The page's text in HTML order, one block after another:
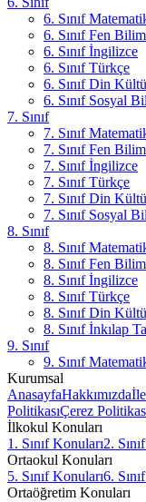
6. Sınıf
6. Sınıf Fen
6. Sınıf İngilizce
6. Sınıf Türkçe
6. Sınıf Din
6. Sınıf Sosyal
7. Sınıf
7. Sınıf
7. Sınıf Fen
7. Sınıf İngilizce
7. Sınıf Türkçe
7. Sınıf Din
7. Sınıf Sosyal
8. Sınıf
8. Sınıf
8. Sınıf Fen
8. Sınıf İngilizce
8. Sınıf Türkçe
8. Sınıf Din
8. Sınıf İnkılap
9. Sınıf
9. Sınıf
Kurumsal
AnasayfaHakkımızda
PolitikasıÇerez
İlkokul Konuları
1. Sınıf Konuları2.
Ortaokul Konuları
5. Sınıf Konuları6.
Ortaöğretim Konuları